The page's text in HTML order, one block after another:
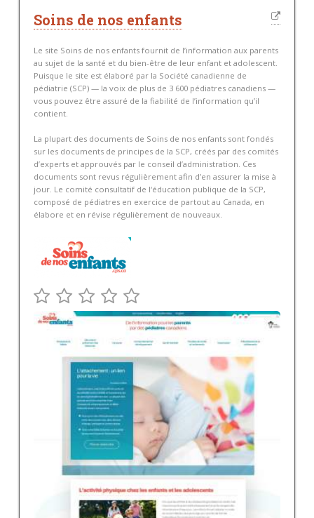
Soins de nos enfants
Le site Soins de nos enfants fournit de l’information aux parents
au sujet de la santé et du bien-être de leur enfant et adolescent.
Puisque le site est élaboré par la Société canadienne de
pédiatrie (SCP) — la voix de plus de 3 600 pédiatres canadiens —
vous pouvez être assuré de la fiabilité de l’information qu’il
contient.
La plupart des documents de Soins de nos enfants sont fondés
sur les documents de principes de la SCP, créés par des comités
d’experts et approuvés par le conseil d’administration. Ces
documents sont revus régulièrement afin d’en assurer la mise à
jour. Le comité consultatif de l‘éducation publique de la SCP,
composé de pédiatres en exercice de partout au Canada, en
élabore et en révise régulièrement de nouveaux.